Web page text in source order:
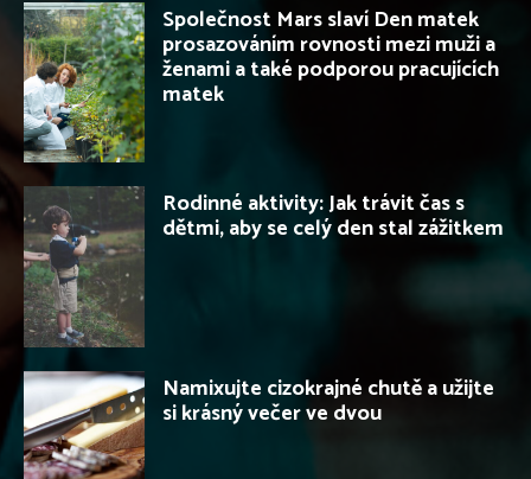
Společnost Mars slaví Den matek
prosazováním rovnosti mezi muži a
ženami a také podporou pracujících
matek
Rodinné aktivity: Jak trávit čas s
dětmi, aby se celý den stal zážitkem
Namixujte cizokrajné chutě a užijte
si krásný večer ve dvou